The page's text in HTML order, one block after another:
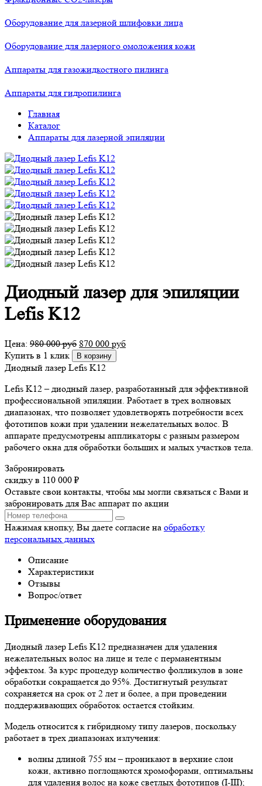
Оборудование для лазерной шлифовки лица
Оборудование для лазерного омоложения кожи
Аппараты для газожидкостного пилинга
Аппараты для гидропилинга
Главная
Каталог
Аппараты для лазерной эпиляции
Диодный лазер для эпиляции
Lefis K12
Цена: 980 000руб 870 000 руб
Купить в 1 клик
В корзину
Диодный лазер Lefis K12
Lefis K12 – диодный лазер, разработанный для эффективной
профессиональной эпиляции. Работает в трех волновых
диапазонах, что позволяет удовлетворять потребности всех
фототипов кожи при удалении нежелательных волос. В
аппарате предусмотрены аппликаторы с разным размером
рабочего окна для обработки больших и малых участков тела.
Забронировать
скидку в 110 000 ₽
Оставьте свои контакты, чтобы мы могли связаться с Вами и
забронировать для Вас аппарат по акции
Нажимая кнопку, Вы даете согласие на обработку
персональных данных
Описание
Характеристики
Отзывы
Вопрос/ответ
Применение оборудования
Диодный лазер Lefis K12 предназначен для удаления
нежелательных волос на лице и теле с перманентным
эффектом. За курс процедур количество фолликулов в зоне
обработки сокращается до 95%. Достигнутый результат
сохраняется на срок от 2 лет и более, а при проведении
поддерживающих обработок остается стойким.
Модель относится к гибридному типу лазеров, поскольку
работает в трех диапазонах излучения:
волны длиной 755 нм – проникают в верхние слои
кожи, активно поглощаются хромофорами, оптимальны
для удаления волос на коже светлых фототипов (I-III);